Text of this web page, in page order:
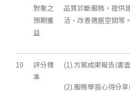
對象之
預期獲
益
品質診斷服務，提供
活、改善適居空間等。
10
評分標
準
(1).方案成果報告(書
(2).服務學習心得分